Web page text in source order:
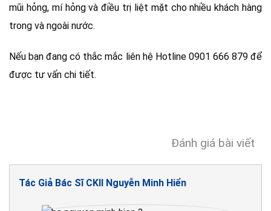
mũi hỏng, mí hỏng và điều trị liệt mặt cho nhiều khách hàng
trong và ngoài nước.
Nếu bạn đang có thắc mắc liên hệ Hotline 0901 666 879 để
được tư vấn chi tiết.
Đánh giá bài viết
Tác Giả Bác Sĩ CKII Nguyễn Minh Hiển